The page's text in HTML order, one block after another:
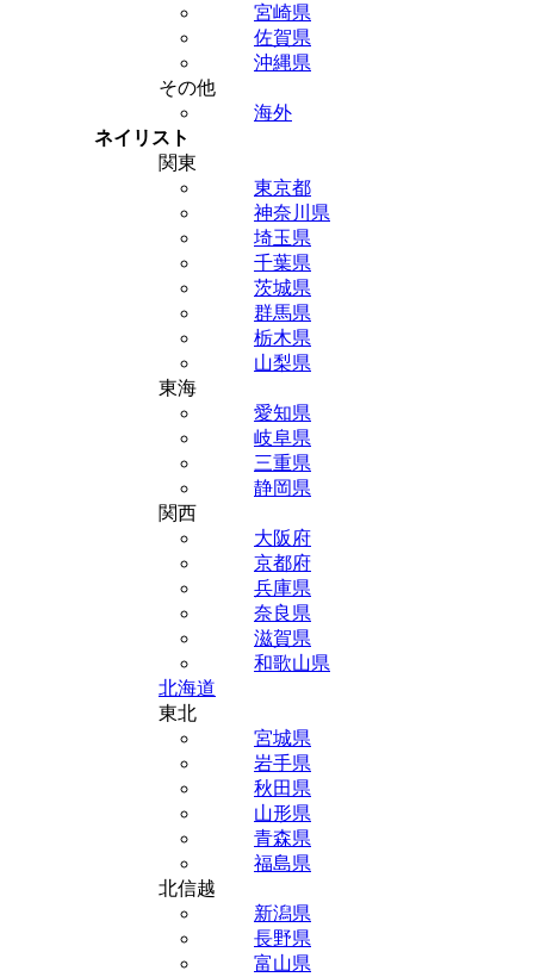
宮崎県
佐賀県
沖縄県
その他
海外
ネイリスト
関東
東京都
神奈川県
埼玉県
千葉県
茨城県
群馬県
栃木県
山梨県
東海
愛知県
岐阜県
三重県
静岡県
関西
大阪府
京都府
兵庫県
奈良県
滋賀県
和歌山県
北海道
東北
宮城県
岩手県
秋田県
山形県
青森県
福島県
北信越
新潟県
長野県
富山県